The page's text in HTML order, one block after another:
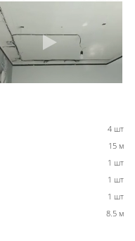
4 шт
15 м
1 шт
1 шт
1 шт
8.5 м